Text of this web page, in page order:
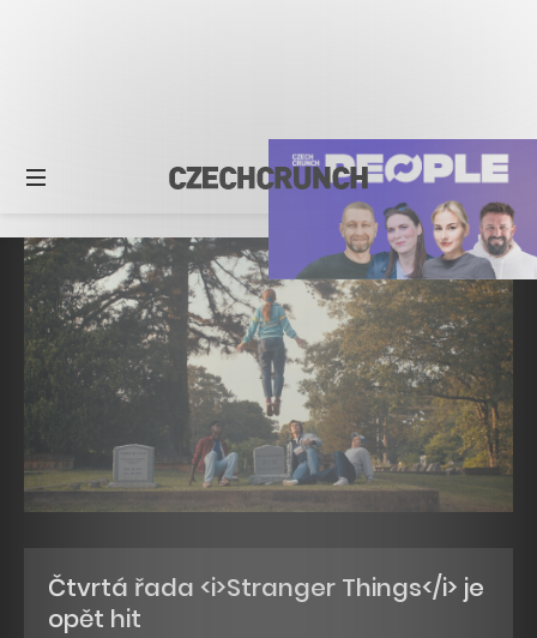
Čtvrtá řada <i>Stranger Things</i> je
opět hit